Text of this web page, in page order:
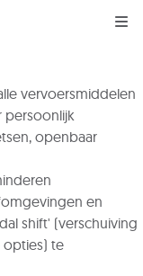
vervoersmiddelen
persoonlijk
openbaar
en
shift' (verschuiving
opties) te